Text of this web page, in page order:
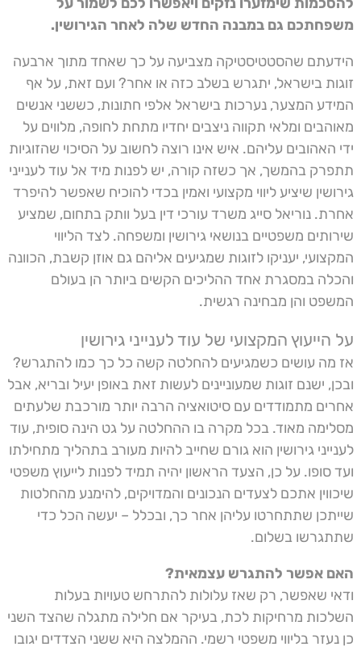
משפחתכם גם במבנה החדש שלה לאחר הגירושין.
הידעתם שהסטטיסטיקה מצביעה על כך שאחד מתוך ארבעה
זוגות בישראל, יתגרש בשלב כזה או אחר? ועם זאת, על אף
המידע המצער, נערכות בישראל אלפי חתונות, כששני אנשים
מאוהבים ומלאי תקווה ניצבים יחדיו מתחת לחופה, מלווים על
ידי האהובים עליהם. איש אינו רוצה לחשוב על הסיכוי שהזוגיות
תתפרק בהמשך, אך כשזה קורה, יש לפנות מיד אל עוד לענייני
גירושין שיציע ליווי מקצועי ואמין בכדי להוכיח שאפשר להיפרד
אחרת. נוריאל סייג משרד עורכי דין בעל וותק בתחום, שמציע
שירותים משפטיים בנושאי גירושין ומשפחה. לצד הליווי
המקצועי, יעניקו לזוגות שמגיעים אליהם גם אוזן קשבת, הכוונה
והכלה במסגרת אחד ההליכים הקשים ביותר הן בעולם
המשפט והן מבחינה רגשית.
על הייעוץ המקצועי של עוד לענייני גירושין
אז מה עושים כשמגיעים להחלטה קשה כל כך כמו להתגרש?
ובכן, ישנם זוגות שמעוניינים לעשות זאת באופן יעיל ובריא, אבל
אחרים מתמודדים עם סיטואציה הרבה יותר מורכבת שלעתים
מסלימה מאוד. בכל מקרה בו ההחלטה על גט הינה סופית, עוד
לענייני גירושין הוא גורם שחייב להיות מעורב בתהליך מתחילתו
ועד סופו. על כן, הצעד הראשון יהיה תמיד לפנות לייעוץ משפטי
שיכווין אתכם לצעדים הנכונים והמדויקים, להימנע מהחלטות
שייתכן שתתחרטו עליהן אחר כך, ובכלל – יעשה הכל כדי
שתתגרשו בשלום.
האם אפשר להתגרש עצמאית?
ודאי שאפשר, רק שאז עלולות להתרחש טעויות בעלות
השלכות מרחיקות לכת, בעיקר אם חלילה מתגלה שהצד השני
כן נעזר בליווי משפטי רשמי. ההמלצה היא ששני הצדדים יגובו